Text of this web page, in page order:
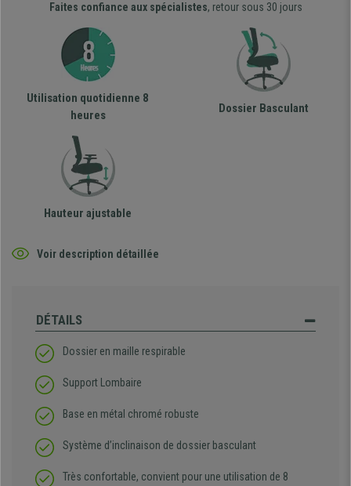
Faites confiance aux spécialistes, retour sous 30 jours
Utilisation quotidienne 8
heures
Dossier Basculant
Hauteur ajustable
Voir description détaillée
DÉTAILS
Dossier en maille respirable
Support Lombaire
Base en métal chromé robuste
Système d’inclinaison de dossier basculant
Très confortable, convient pour une utilisation de 8